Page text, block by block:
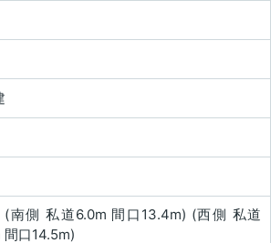
(南側 私道6.0m 間口13.4m) (西側 私道
間口14.5m)